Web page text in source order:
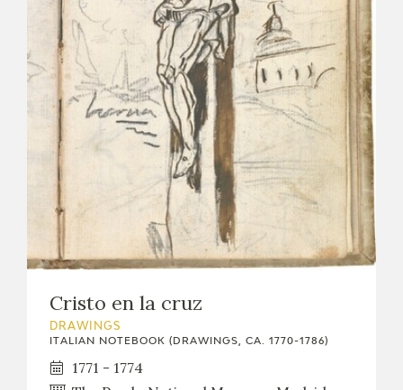
Cristo en la cruz
DRAWINGS
ITALIAN NOTEBOOK (DRAWINGS, CA. 1770-1786)
1771 - 1774